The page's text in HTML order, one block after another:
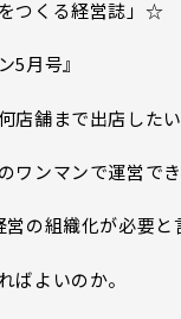
つくる経営誌」☆
5月号』
店舗まで出店したい
ワンマンで運営で
の組織化が必要と
ばよいのか。